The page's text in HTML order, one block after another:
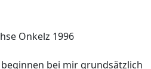
Onkelz 1996
bei mir grundsätzlich